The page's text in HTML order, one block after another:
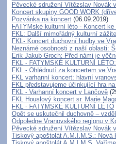
Pěvecké sdružení Vítězslav Novák
Koncert skupiny GOOD WORK
Pozvánka na koncert (06.09.2019)
FATYMské kulturní léto - Koncert
FKL: Další mimořádný kulturní
FKL- Koncert duchovní hudby ve
Neznámé osobnosti z naší oblasti:
Erik Jakub Groch: Před námi je
FKL - FATYMSKÉ KULTURNÍ
FKL - Ohlédnutí za koncertem ve
FKL varhanní koncert: hlavní
FKL představujeme účinkující hra
FKL - Varhanní koncert v Lančově
FKL Houslový koncert sr. Marie
FKL - FATYMSKÉ KULTURNÍ LÉTO
Opět se uskutečnil duchovně –
Odpoledne Vranovského regionu v
Pěvecké sdružení Vítězslav Novák
Tiskový apoštolát A.M.I.M.S.: Nová